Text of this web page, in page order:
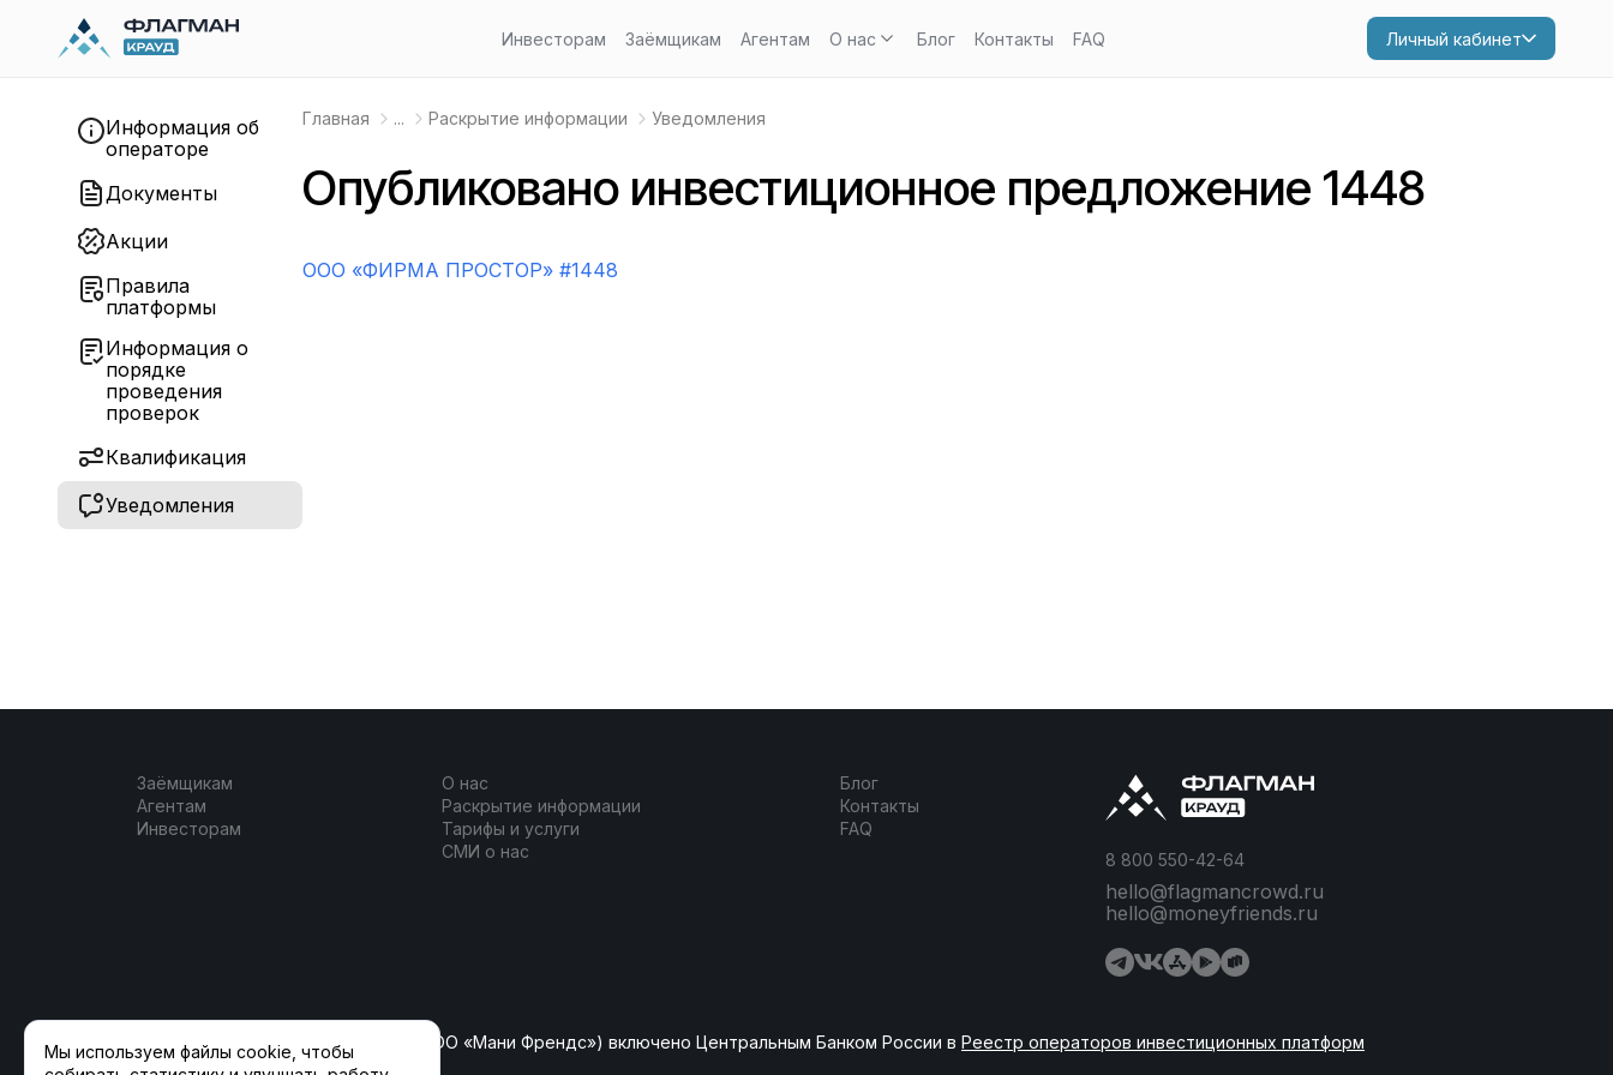
Инвесторам Заёмщикам Агентам О нас Блог Контакты FAQ Личный кабинет
Мы используем файлы cookie, чтобы
Информация об
операторе
Документы
Акции
Правила
платформы
Информация о
порядке
проведения
проверок
Квалификация
Уведомления
Главная ... Раскрытие информации Уведомления
Опубликовано инвестиционное предложение 1448
OOO «ФИРМА ПРОСТОР» #1448
Заёмщикам
Агентам
Инвесторам
О нас
Раскрытие информации
Тарифы и услуги
СМИ о нас
Блог
Контакты
FAQ
8 800 550-42-64
hello@flagmancrowd.ru
hello@moneyfriends.ru
ООО «ФлагманКрауд» (ранее ООО «Мани Френдс») включено Центральным Банком России в Реестр операторов инвестиционных платформ